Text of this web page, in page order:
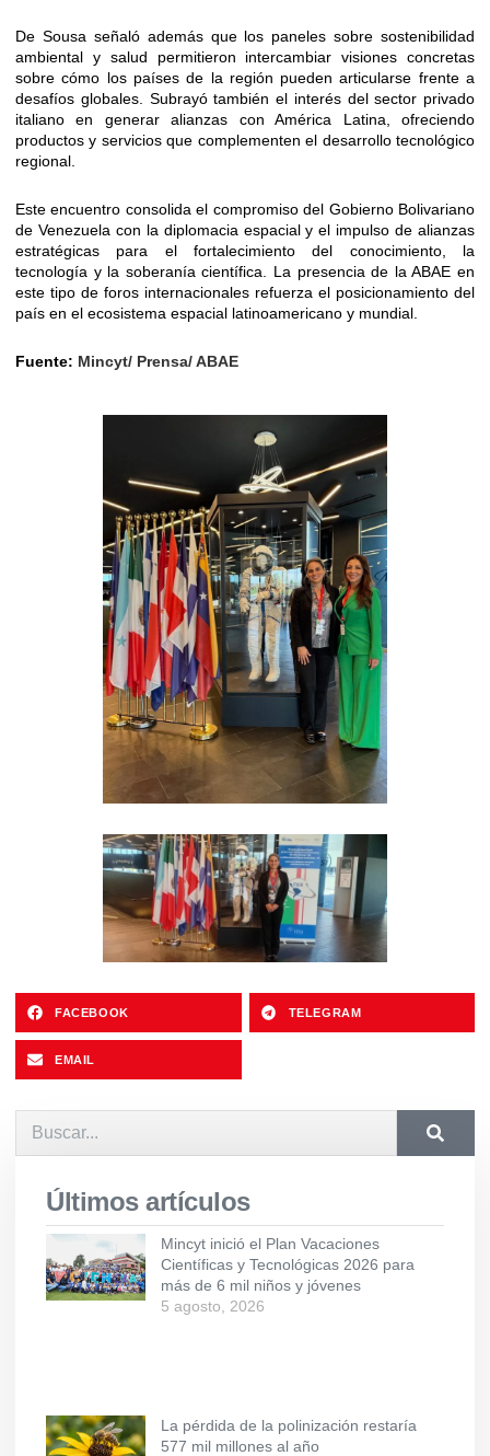
De Sousa señaló además que los paneles sobre sostenibilidad
ambiental y salud permitieron intercambiar visiones concretas
sobre cómo los países de la región pueden articularse frente a
desafíos globales. Subrayó también el interés del sector privado
italiano en generar alianzas con América Latina, ofreciendo
productos y servicios que complementen el desarrollo tecnológico
regional.
Este encuentro consolida el compromiso del Gobierno Bolivariano
de Venezuela con la diplomacia espacial y el impulso de alianzas
estratégicas para el fortalecimiento del conocimiento, la
tecnología y la soberanía científica. La presencia de la ABAE en
este tipo de foros internacionales refuerza el posicionamiento del
país en el ecosistema espacial latinoamericano y mundial.
Fuente: Mincyt/ Prensa/ ABAE
FACEBOOK TELEGRAM
EMAIL
Últimos artículos
Mincyt inició el Plan Vacaciones
Científicas y Tecnológicas 2026 para
más de 6 mil niños y jóvenes
5 agosto, 2026
La pérdida de la polinización restaría
577 mil millones al año